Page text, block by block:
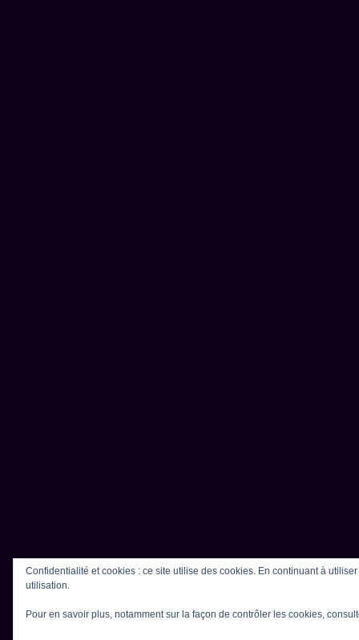
Confidentialité et cookies : ce site utilise des cookies. En continuant à
utilisation.
Pour en savoir plus, notamment sur la façon de contrôler les cookies,